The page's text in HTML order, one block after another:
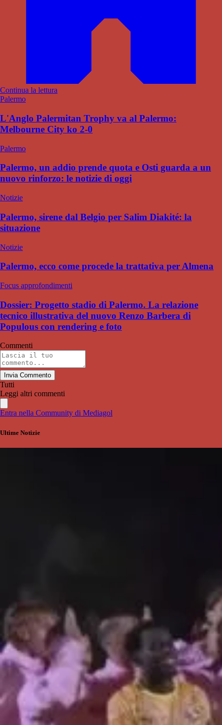
Continua la lettura
Palermo
L'Anglo Palermitan Trophy va al Palermo:
Melbourne City ko 2-0
Palermo
Palermo, un addio prende quota e Osti guarda a un
nuovo rinforzo: le notizie di oggi
Notizie
Palermo, sirene dal Belgio per Salim Diakité: la
situazione
Notizie
Palermo, ecco come procede la trattativa per Almena
Focus approfondimenti
Dossier: Progetto stadio di Palermo. La relazione
tecnico illustrativa del nuovo Renzo Barbera di
Populous con rendering e foto
Commenti
Invia Commento
Tutti
Leggi altri commenti
Entra nella Community di Mediagol
Ultime Notizie